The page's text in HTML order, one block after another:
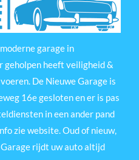
garage in
geholpen heeft veiligheid &
De Nieuwe Garage is
16e gesloten en er is pas
in een ander pand
zie website. Oud of nieuw,
rijdt uw auto altijd